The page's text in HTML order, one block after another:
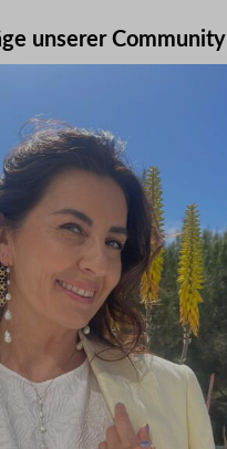
unserer Community